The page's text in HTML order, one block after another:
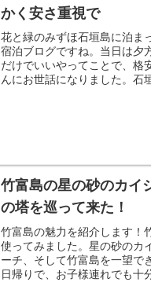
かく安さ重視で
花と緑のみずほ石垣島に泊ま
宿泊ブログですね。当日は夕
だけでいいやってことで、格
んにお世話になりました。石
竹富島の星の砂のカイ
の塔を巡って来た！
竹富島の魅力を紹介します！
使ってみました。星の砂のカ
ーチ、そして竹富島を一望で
日帰りで、お子様連れでも